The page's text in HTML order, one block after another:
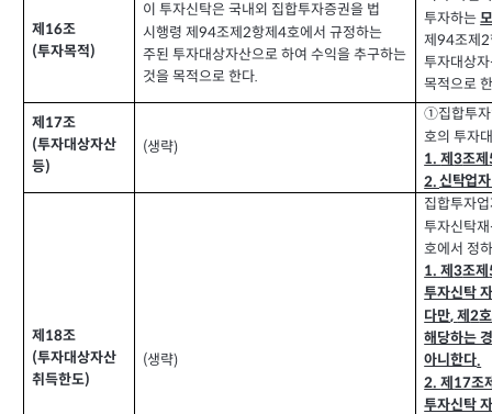
제16조
(투자목적)
이 투자신탁은 국내외 집합투자증권을 법
시행령 제94조제2항제4호에서 규정하는
주된 투자대상자산으로 하여 수익을 추구하는
것을 목적으로 한다.
투자하는
제94조제2
투자대상
목적으로
제17조
(투자대상자산
등)
(생략)
①집합투자
호의 투자
1.제3조제
2.신탁업
제18조
(투자대상자산
취득한도)
(생략)
집합투자
투자신탁
호에서 정
1.제3조제
투자신탁
다만,제2
해당하는
아니한다.
2.제 17조
투자신탁